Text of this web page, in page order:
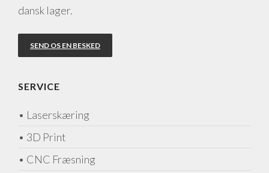
dansk lager.
SEND OS EN BESKED
SERVICE
• Laserskæring
• 3D Print
• CNC Fræsning